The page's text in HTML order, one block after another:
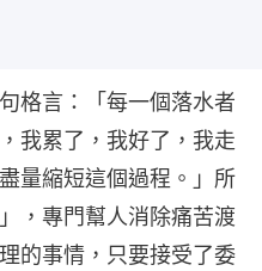
格言：「每一個落水者
我累了，我好了，我走
量縮短這個過程。」所
，專門幫人消除痛苦渡
的事情，只要接受了委